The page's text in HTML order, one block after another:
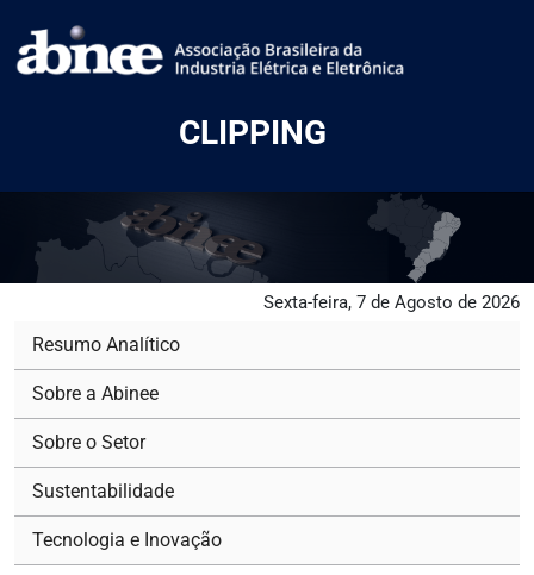
CLIPPING
Sexta-feira, 7 de Agosto de 2026
Resumo Analítico
Sobre a Abinee
Sobre o Setor
Sustentabilidade
Tecnologia e Inovação